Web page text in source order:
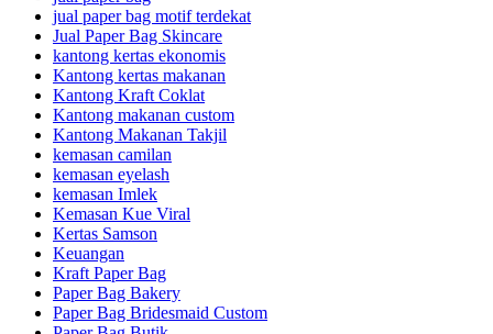
jual paper bag motif terdekat
Jual Paper Bag Skincare
kantong kertas ekonomis
Kantong kertas makanan
Kantong Kraft Coklat
Kantong makanan custom
Kantong Makanan Takjil
kemasan camilan
kemasan eyelash
kemasan Imlek
Kemasan Kue Viral
Kertas Samson
Keuangan
Kraft Paper Bag
Paper Bag Bakery
Paper Bag Bridesmaid Custom